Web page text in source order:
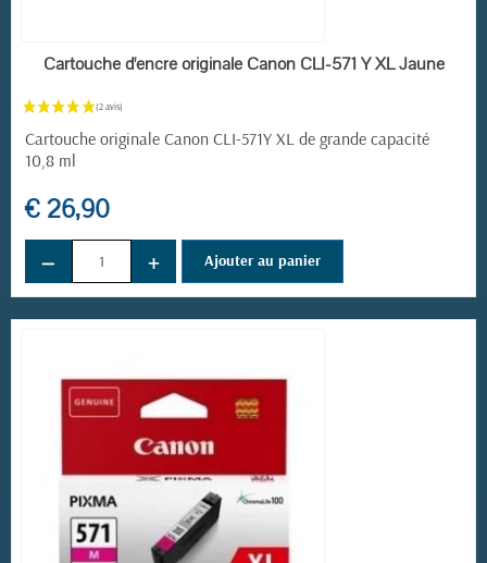
EN STOCK
Cartouche d'encre originale Canon CLI-571 Y XL Jaune
Cartouche originale Canon CLI-571Y XL de grande capacité
10,8 ml
€ 26,90
− + Ajouter au panier